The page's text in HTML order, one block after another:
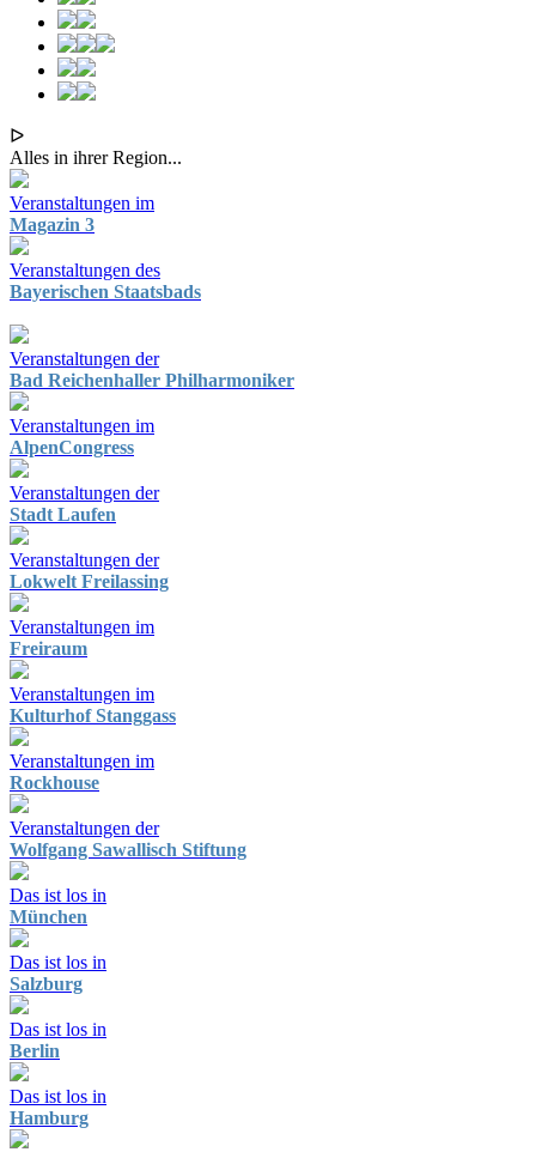
ᐅ
Alles in ihrer Region...
Veranstaltungen im
Magazin 3
Veranstaltungen des
Bayerischen Staatsbads
Veranstaltungen der
Bad Reichenhaller Philharmoniker
Veranstaltungen im
AlpenCongress
Veranstaltungen der
Stadt Laufen
Veranstaltungen der
Lokwelt Freilassing
Veranstaltungen im
Freiraum
Veranstaltungen im
Kulturhof Stanggass
Veranstaltungen im
Rockhouse
Veranstaltungen der
Wolfgang Sawallisch Stiftung
Das ist los in
München
Das ist los in
Salzburg
Das ist los in
Berlin
Das ist los in
Hamburg